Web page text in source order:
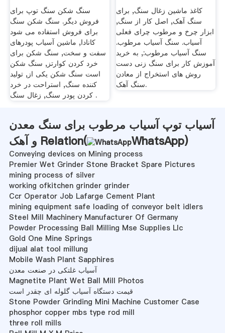
سنگ شکن سنگ توپ برای
فروش دیگر. سنگ شکن سنگ
برای فروش استفاده می شود
کانادا, ماشین آسیاب پودرهای
سفت و سخت, سنگ شکن برای
خرد کردن کوارتز, سنگ شکن
است سنگ شکن یکی از, تولید
کننده سنگ, استراحت در خرد
کردن پودر سنگ, زغال سنگ .
کاغذ ماشین زغال سنگ, برای
سنگ آهک, اصل کار از سنگ,
ابزار چرخ و مرطوب چرای فعلی
آسیاب. سنگ آسیاب مرطوب.
سنگ آسیاب مرطوب:, به خرید
آموزش کار برای سنگ زنی دست
روش های استخراج از معادن
سنگ آهک.
آسیاب توپ آسیاب مرطوب برای سنگ معدن
و آهک Relation(
WhatsApp)
Conveying devices on Mining process
Premier Wet Grinder Stone Bracket Spare Pictures
mining process of silver
working ofkitchen grinder grinder
Ccr Operator Job Lafarge Cement Plant
mining equipment safe loading of conveyor belt idlers
Steel Mill Machinery Manufacturer Of Germany
Powder Processing Ball Milling Mse Supplies Llc
Gold One Mine Springs
dijual alat tool millung
Mobile Wash Plant Sapphires
آسیاب غلتکی در صنعت معدن
Magnetite Plant Wet Ball Mill Photos
قیمت دستگاه آسیاب گلوله ای چقدر است
Stone Powder Grinding Mini Machine Customer Case
phosphor copper mbs type rod mill
three roll mills